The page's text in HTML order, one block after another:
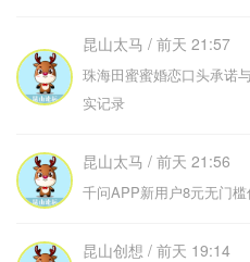
昆山太马 / 前天 21:57
珠海田蜜蜜婚恋口头承诺
实记录
昆山太马 / 前天 21:56
千问APP新用户8元无门
昆山创想 / 前天 19:14